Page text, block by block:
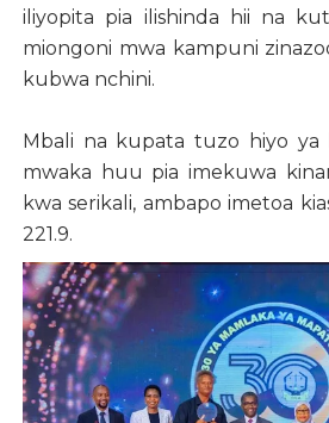
iliyopita pia ilishinda hii na
miongoni mwa kampuni
kubwa nchini.
Mbali na kupata tuzo hiyo ya
mwaka huu pia imekuwa
kwa serikali, ambapo imetoa
221.9.